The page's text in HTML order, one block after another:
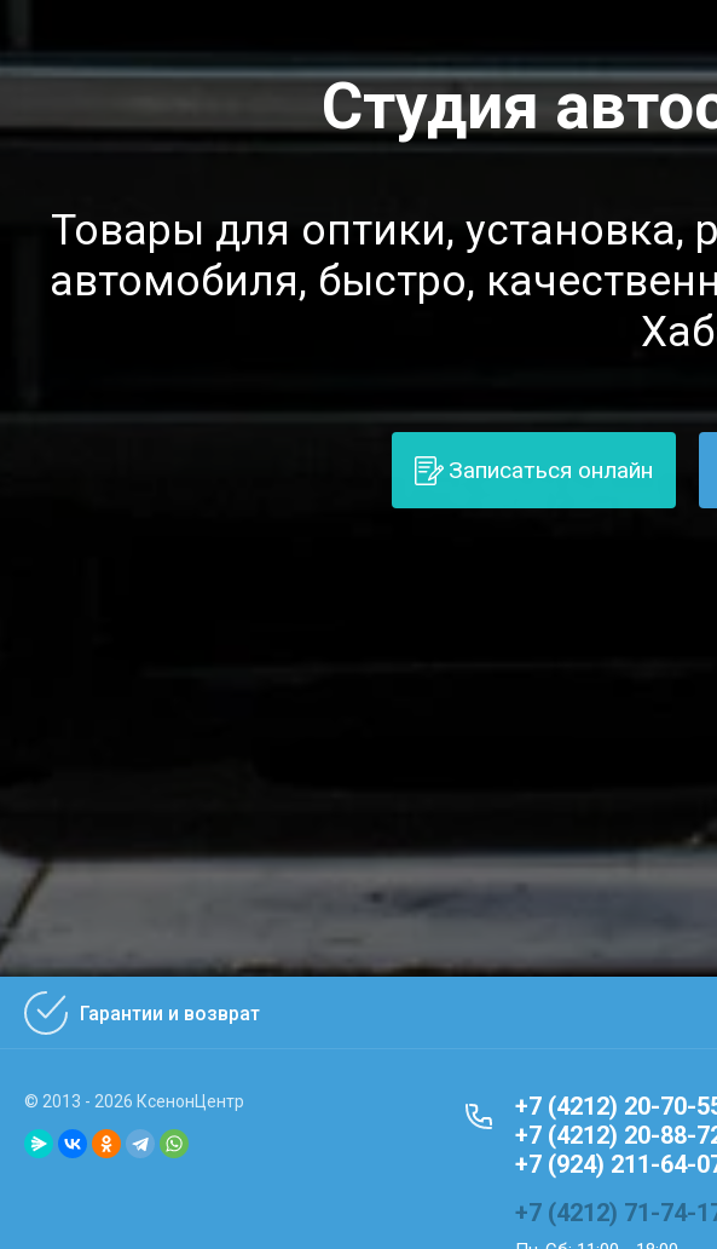
Студия
Товары для оптики, установка,
автомобиля, быстро,
Записаться онлайн
Гарантии и возврат
© 2013 - 2026 КсенонЦентр
+7 (4212) 20-70-
+7 (4212) 20-88-
+7 (924) 211-64-
+7 (4212) 71-74-